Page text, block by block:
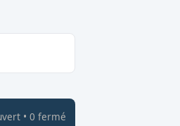
• 0 fermé